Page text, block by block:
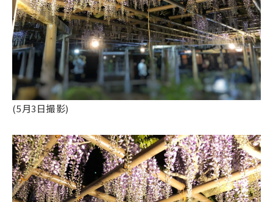
(5月3日撮影)